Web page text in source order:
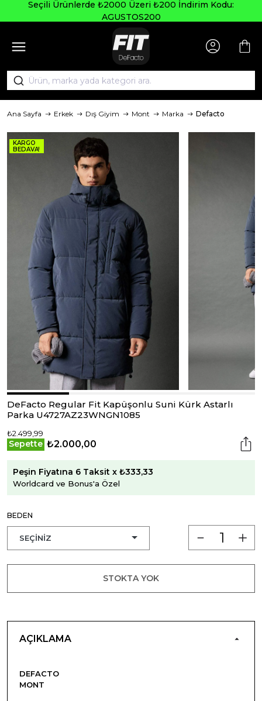
Seçili Ürünlerde ₺2000 Üzeri ₺200 İndirim Kodu:
AGUSTOS200
Ana Sayfa Erkek Dış Giyim Mont Marka Defacto
KARGO
BEDAVA!
DeFacto Regular Fit Kapüşonlu Suni Kürk Astarlı
Parka U4727AZ23WNGN1085
₺2.499,99
Sepette ₺2.000,00
Peşin Fiyatına 6 Taksit x ₺333,33
Worldcard ve Bonus'a Özel
BEDEN
STOKTA YOK
AÇIKLAMA
DEFACTO
MONT